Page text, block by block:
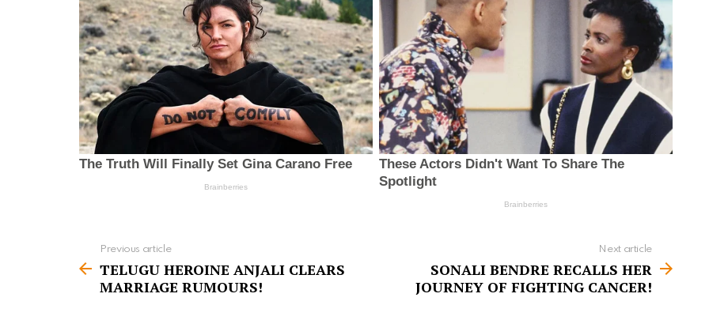
e
Previous article
TELUGU HEROINE ANJALI CLEARS
MARRIAGE RUMOURS!
Next article
SONALI BENDRE RECALLS HER
JOURNEY OF FIGHTING CANCER!